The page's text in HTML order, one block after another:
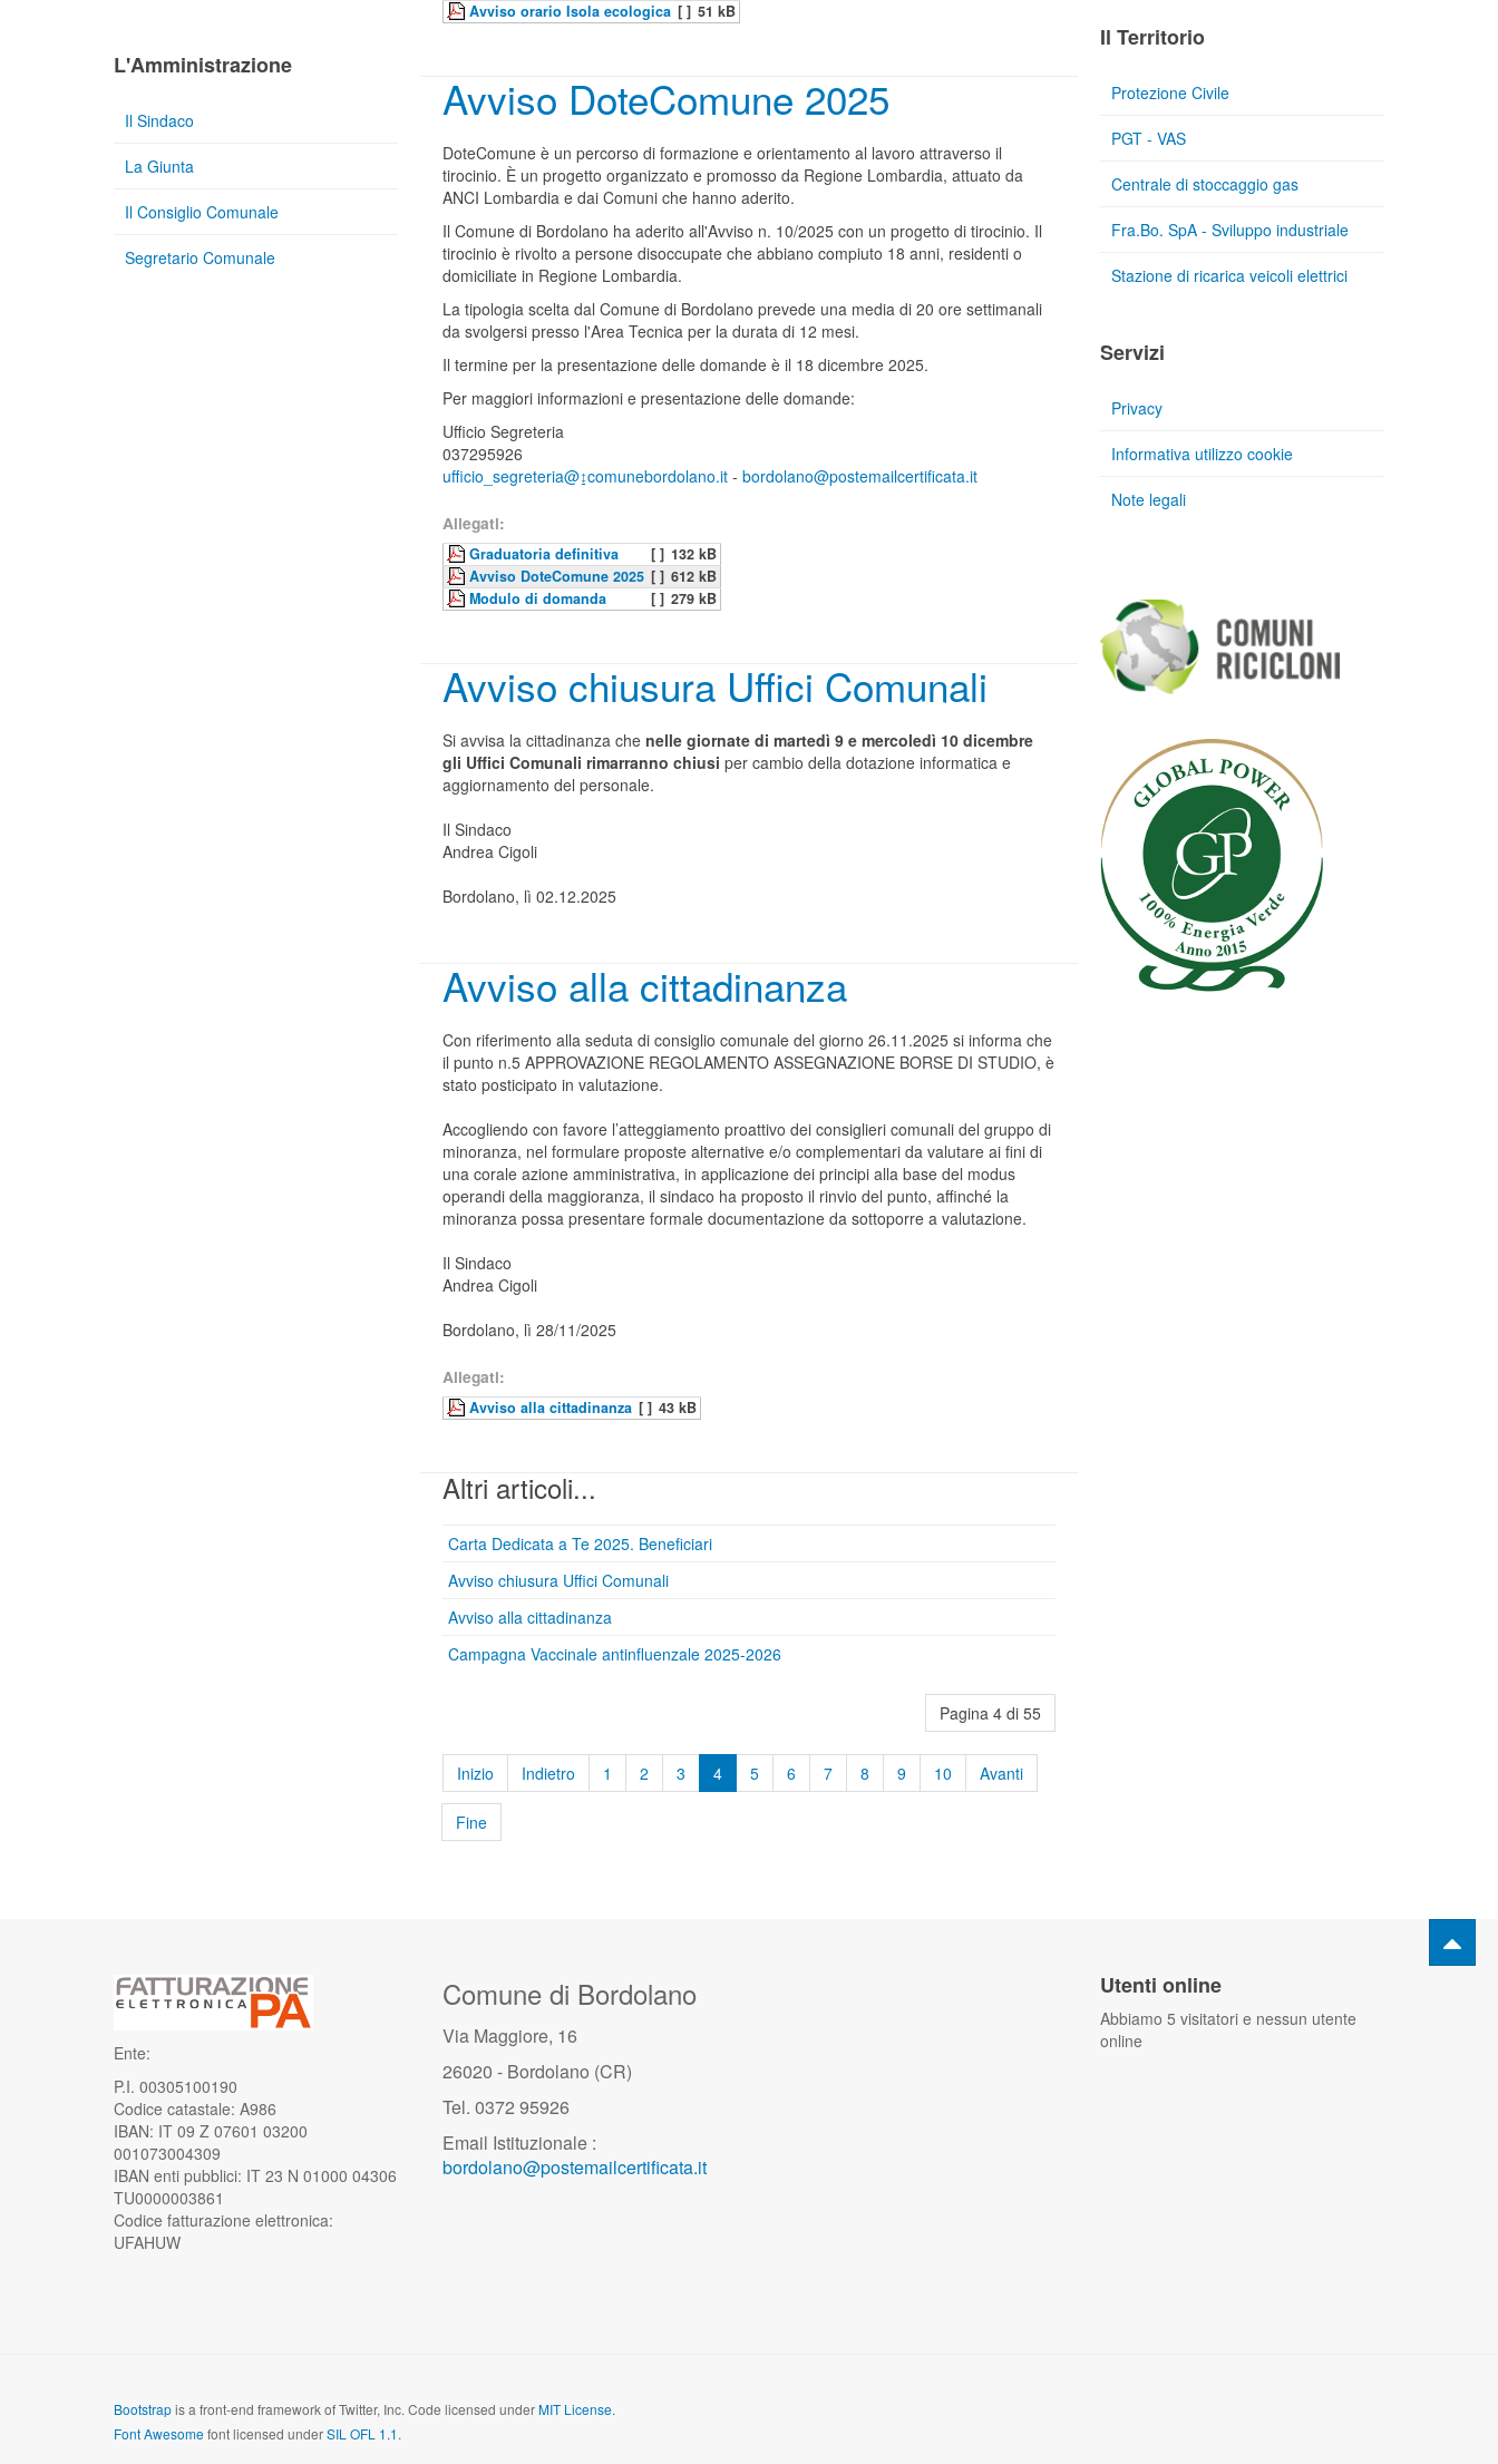
Avviso orario Isola ecologica [ ] 51 kB
Avviso DoteComune 2025
DoteComune è un percorso di formazione e orientamento al lavoro attraverso il
tirocinio. È un progetto organizzato e promosso da Regione Lombardia, attuato da
ANCI Lombardia e dai Comuni che hanno aderito.
Il Comune di Bordolano ha aderito all'Avviso n. 10/2025 con un progetto di tirocinio. Il
tirocinio è rivolto a persone disoccupate che abbiano compiuto 18 anni, residenti o
domiciliate in Regione Lombardia.
La tipologia scelta dal Comune di Bordolano prevede una media di 20 ore settimanali
da svolgersi presso l'Area Tecnica per la durata di 12 mesi.
Il termine per la presentazione delle domande è il 18 dicembre 2025.
Per maggiori informazioni e presentazione delle domande:
Ufficio Segreteria
037295926
ufficio_segreteria@↨comunebordolano.it - bordolano@postemailcertificata.it
Allegati:
Graduatoria definitiva [ ] 132 kB
Avviso DoteComune 2025 [ ] 612 kB
Modulo di domanda
[ ] 279 kB
Avviso chiusura Uffici Comunali
Si avvisa la cittadinanza che nelle giornate di martedì 9 e mercoledì 10 dicembre
gli Uffici Comunali rimarranno chiusi per cambio della dotazione informatica e
aggiornamento del personale.
Il Sindaco
Andrea Cigoli
Bordolano, lì 02.12.2025
Avviso alla cittadinanza
Con riferimento alla seduta di consiglio comunale del giorno 26.11.2025 si informa che
il punto n.5 APPROVAZIONE REGOLAMENTO ASSEGNAZIONE BORSE DI STUDIO, è
stato posticipato in valutazione.
Accogliendo con favore l’atteggiamento proattivo dei consiglieri comunali del gruppo di
minoranza, nel formulare proposte alternative e/o complementari da valutare ai fini di
una corale azione amministrativa, in applicazione dei principi alla base del modus
operandi della maggioranza, il sindaco ha proposto il rinvio del punto, affinché la
minoranza possa presentare formale documentazione da sottoporre a valutazione.
Il Sindaco
Andrea Cigoli
Bordolano, lì 28/11/2025
Allegati:
Avviso alla cittadinanza [ ] 43 kB
Altri articoli...
Carta Dedicata a Te 2025. Beneficiari
Avviso chiusura Uffici Comunali
Avviso alla cittadinanza
Campagna Vaccinale antinfluenzale 2025-2026
Pagina 4 di 55
Inizio Indietro 1 2 3 4 5 6 7 8 9 10 Avanti
Fine
L'Amministrazione
Il Sindaco
La Giunta
Il Consiglio Comunale
Segretario Comunale
Il Territorio
Protezione Civile
PGT - VAS
Centrale di stoccaggio gas
Fra.Bo. SpA - Sviluppo industriale
Stazione di ricarica veicoli elettrici
Servizi
Privacy
Informativa utilizzo cookie
Note legali
Ente:
P.I. 00305100190
Codice catastale: A986
IBAN: IT 09 Z 07601 03200
001073004309
IBAN enti pubblici: IT 23 N 01000 04306
TU0000003861
Codice fatturazione elettronica:
UFAHUW
Comune di Bordolano
Via Maggiore, 16
26020 - Bordolano (CR)
Tel. 0372 95926
Email Istituzionale :
bordolano@postemailcertificata.it
Utenti online
Abbiamo 5 visitatori e nessun utente
online
Bootstrapis a front-end framework of Twitter, Inc. Code licensed underMIT License.
Font Awesomefont licensed underSIL OFL 1.1.